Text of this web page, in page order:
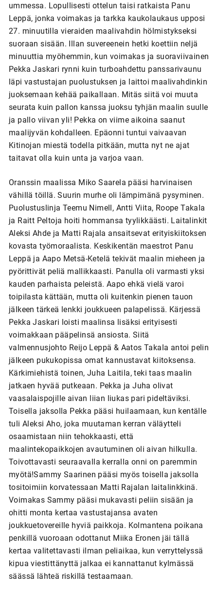
ummessa. Lopullisesti ottelun taisi ratkaista Panu
Leppä, jonka voimakas ja tarkka kaukolaukaus upposi
27. minuutilla vieraiden maalivahdin hölmistykseksi
suoraan sisään. Illan suvereenein hetki koettiin neljä
minuuttia myöhemmin, kun voimakas ja suoraviivainen
Pekka Jaskari rynni kuin turboahdettu panssarivaunu
läpi vastustajan puolustuksen ja laittoi maalivahdinkin
juoksemaan kehää paikallaan. Mitäs siitä voi muuta
seurata kuin pallon kanssa juoksu tyhjän maalin suulle
ja pallo viivan yli! Pekka on viime aikoina saanut
maalijyvän kohdalleen. Epäonni tuntui vaivaavan
Kitinojan miestä todella pitkään, mutta nyt ne ajat
taitavat olla kuin unta ja varjoa vaan.
Oranssin maalissa Miko Saarela pääsi harvinaisen
vähillä töillä. Suurin murhe oli lämpimänä pysyminen.
Puolustuslinja Teemu Nimell, Antti Viita, Roope Takala
ja Raitt Peltoja hoiti hommansa tyylikkäästi. Laitalinkit
Aleksi Ahde ja Matti Rajala ansaitsevat erityiskiitoksen
kovasta työmoraalista. Keskikentän maestrot Panu
Leppä ja Aapo Metsä-Ketelä tekivät maalin mieheen ja
pyörittivät peliä mallikkaasti. Panulla oli varmasti yksi
kauden parhaista peleistä. Aapo ehkä vielä varoi
toipilasta kättään, mutta oli kuitenkin pienen tauon
jälkeen tärkeä lenkki joukkueen palapelissä. Kärjessä
Pekka Jaskari loisti maalinsa lisäksi erityisesti
voimakkaan pääpelinsä ansiosta. Siitä
valmennusjohto Reijo Leppä & Aatos Takala antoi pelin
jälkeen pukukopissa omat kannustavat kiitoksensa.
Kärkimiehistä toinen, Juha Laitila, teki taas maalin
jatkaen hyvää putkeaan. Pekka ja Juha olivat
vaasalaispojille aivan liian liukas pari pideltäviksi.
Toisella jaksolla Pekka pääsi huilaamaan, kun kentälle
tuli Aleksi Aho, joka muutaman kerran väläytteli
osaamistaan niin tehokkaasti, että
maalintekopaikkojen avautuminen oli aivan hilkulla.
Toivottavasti seuraavalla kerralla onni on paremmin
myötä!Sammy Saarinen pääsi myös toisella jaksolla
tositoimiin korvatessaan Matti Rajalan laitalinkkinä.
Voimakas Sammy pääsi mukavasti peliin sisään ja
ohitti monta kertaa vastustajansa avaten
joukkuetovereille hyviä paikkoja. Kolmantena poikana
penkillä vuoroaan odottanut Miika Eronen jäi tällä
kertaa valitettavasti ilman peliaikaa, kun verryttelyssä
kipua viestittänyttä jalkaa ei kannattanut kylmässä
säässä lähteä riskillä testaamaan.